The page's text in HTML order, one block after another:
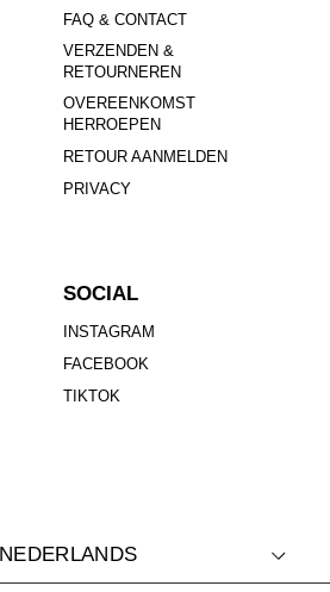
FAQ & CONTACT
VERZENDEN &
RETOURNEREN
OVEREENKOMST
HERROEPEN
RETOUR AANMELDEN
PRIVACY
SOCIAL
INSTAGRAM
FACEBOOK
TIKTOK
NEDERLANDS